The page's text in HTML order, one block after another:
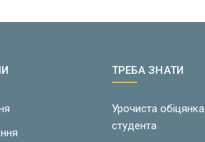
ТРЕБА ЗНАТИ
Урочиста обіцянка
студента